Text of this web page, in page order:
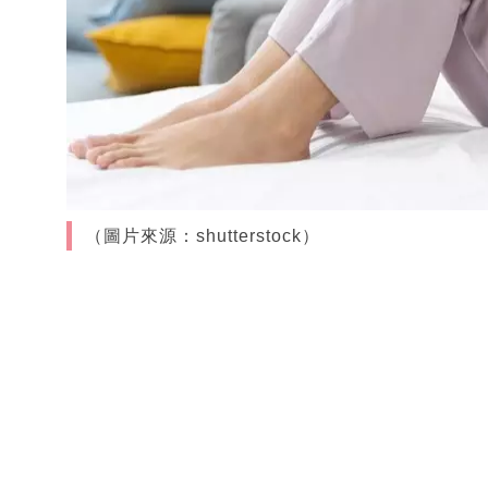
（圖片來源：shutterstock）